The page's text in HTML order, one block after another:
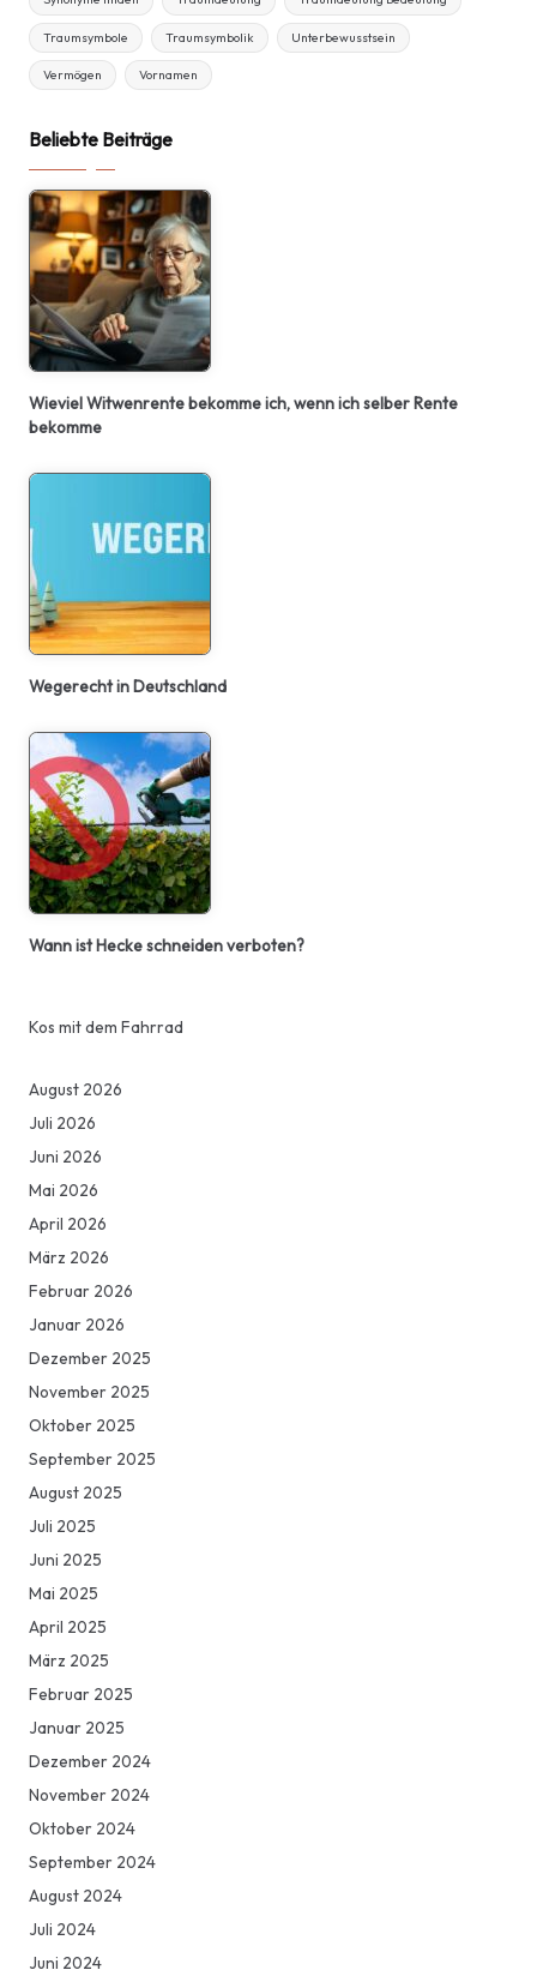
Traumsymbole Traumsymbolik Unterbewusstsein
Vermögen Vornamen
Beliebte Beiträge
Wieviel Witwenrente bekomme ich, wenn ich selber Rente
bekomme
Wegerecht in Deutschland
Wann ist Hecke schneiden verboten?
Kos mit dem Fahrrad
August 2026
Juli 2026
Juni 2026
Mai 2026
April 2026
März 2026
Februar 2026
Januar 2026
Dezember 2025
November 2025
Oktober 2025
September 2025
August 2025
Juli 2025
Juni 2025
Mai 2025
April 2025
März 2025
Februar 2025
Januar 2025
Dezember 2024
November 2024
Oktober 2024
September 2024
August 2024
Juli 2024
Juni 2024